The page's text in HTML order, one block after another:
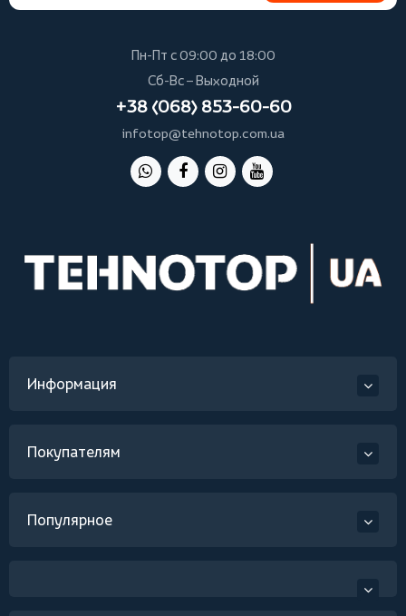
Пн-Пт с 09:00 до 18:00
Сб-Вс – Выходной
+38 (068) 853-60-60
infotop@tehnotop.com.ua
Информация
Покупателям
Популярное